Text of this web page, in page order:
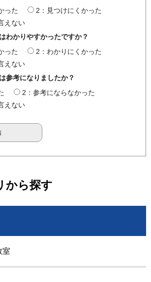
った
2：見つけにくかった
えない
わかりやすかったですか？
った
2：わかりにくかった
えない
参考になりましたか？
2：参考にならなかった
えない
から探す
室